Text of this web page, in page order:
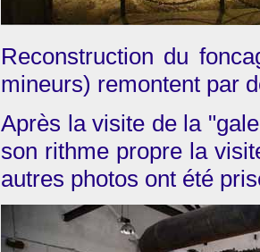
Reconstruction du
mineurs) remontent par
Après la visite de la
son rithme propre la
autres photos ont été